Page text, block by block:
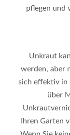
pflegen und
Unkraut
werden, aber
sich effektiv in
über
Ihren Garten